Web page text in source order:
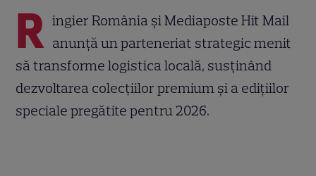
R ingier România și Mediaposte Hit Mail
anunță un parteneriat strategic menit
să transforme logistica locală, susținând
dezvoltarea colecțiilor premium și a edițiilor
speciale pregătite pentru 2026.